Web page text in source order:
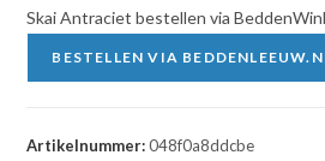
Skai Antraciet bestellen via
BESTELLEN VIA
Artikelnummer:048f0a8ddcbe